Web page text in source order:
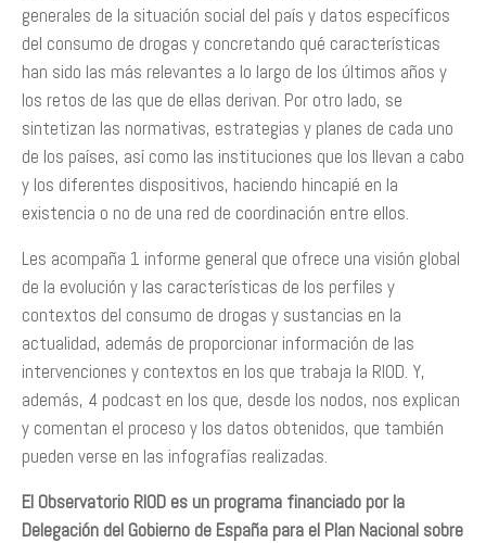
generales de la situación social del país y datos específicos
del consumo de drogas y concretando qué características
han sido las más relevantes a lo largo de los últimos años y
los retos de las que de ellas derivan. Por otro lado, se
sintetizan las normativas, estrategias y planes de cada uno
de los países, así como las instituciones que los llevan a cabo
y los diferentes dispositivos, haciendo hincapié en la
existencia o no de una red de coordinación entre ellos.
Les acompaña 1 informe general que ofrece una visión global
de la evolución y las características de los perfiles y
contextos del consumo de drogas y sustancias en la
actualidad, además de proporcionar información de las
intervenciones y contextos en los que trabaja la RIOD. Y,
además, 4 podcast en los que, desde los nodos, nos explican
y comentan el proceso y los datos obtenidos, que también
pueden verse en las infografías realizadas.
El Observatorio RIOD es un programa financiado por la
Delegación del Gobierno de España para el Plan Nacional sobre